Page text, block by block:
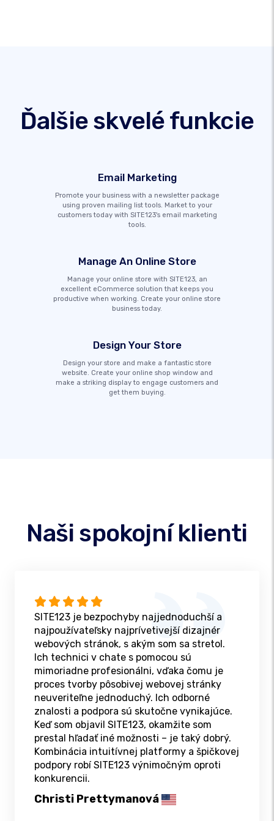
Ďalšie skvelé funkcie
Email Marketing
Promote your business with a newsletter package
using proven mailing list tools. Market to your
customers today with SITE123's email marketing
tools.
Manage An Online Store
Manage your online store with SITE123, an
excellent eCommerce solution that keeps you
productive when working. Create your online store
business today.
Design Your Store
Design your store and make a fantastic store
website. Create your online shop window and
make a striking display to engage customers and
get them buying.
Naši spokojní klienti
SITE123 je bezpochyby najjednoduchší a
najpoužívateľsky najprívetivejší dizajnér
webových stránok, s akým som sa stretol.
Ich technici v chate s pomocou sú
mimoriadne profesionálni, vďaka čomu je
proces tvorby pôsobivej webovej stránky
neuveriteľne jednoduchý. Ich odborné
znalosti a podpora sú skutočne vynikajúce.
Keď som objavil SITE123, okamžite som
prestal hľadať iné možnosti – je taký dobrý.
Kombinácia intuitívnej platformy a špičkovej
podpory robí SITE123 výnimočným oproti
konkurencii.
Christi Prettymanová